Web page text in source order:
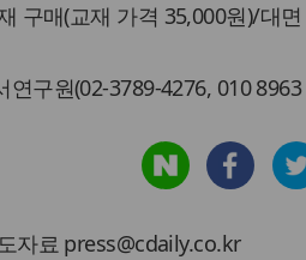
구매(교재 가격 35,000원)/대
구원(02-3789-4276, 010 8963
자료 press@cdaily.co.kr